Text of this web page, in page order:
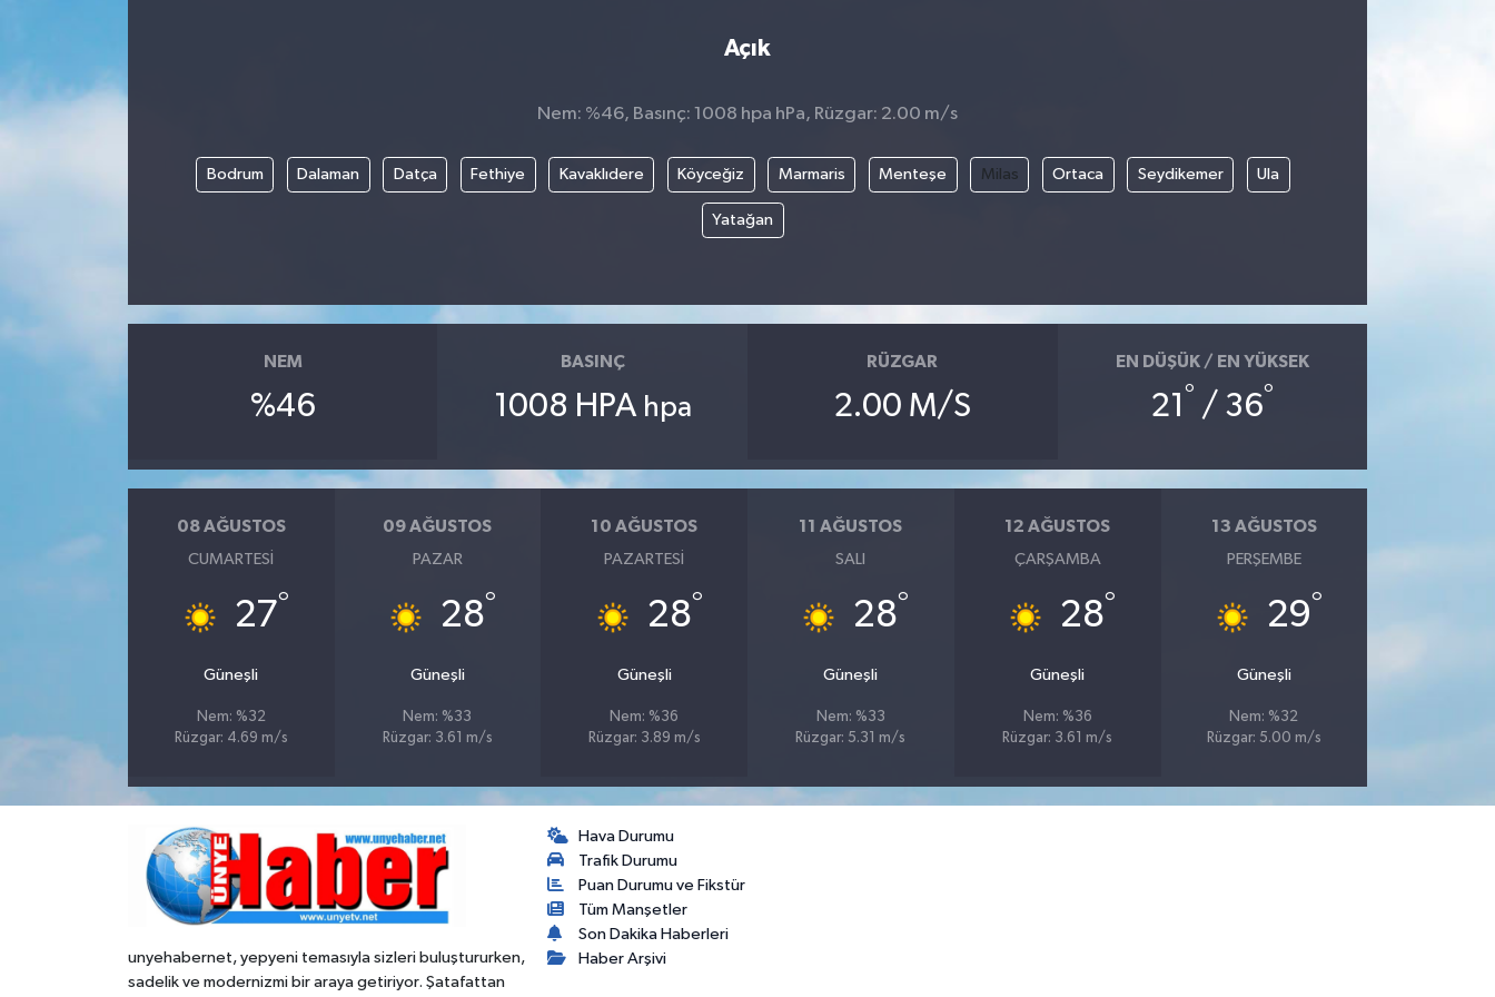
Açık
Nem: %46, Basınç: 1008 hpa hPa, Rüzgar: 2.00 m/s
Bodrum Dalaman Datça Fethiye Kavaklıdere Köyceğiz Marmaris Menteşe Milas Ortaca Seydikemer Ula
Yatağan
NEM
%46
BASINÇ
1008 HPA hpa
RÜZGAR
2.00 M/S
EN DÜŞÜK / EN YÜKSEK
21 ° / 36°
08 AĞUSTOS
CUMARTESI
27°
Güneşli
Nem: %32
Rüzgar: 4.69 m/s
09 AĞUSTOS
PAZAR
28°
Güneşli
Nem: %33
Rüzgar: 3.61 m/s
10 AĞUSTOS
PAZARTESI
28°
Güneşli
Nem: %36
Rüzgar: 3.89 m/s
11 AĞUSTOS
SALI
28°
Güneşli
Nem: %33
Rüzgar: 5.31 m/s
12 AĞUSTOS
ÇARŞAMBA
28°
Güneşli
Nem: %36
Rüzgar: 3.61 m/s
13 AĞUSTOS
PERŞEMBE
29°
Güneşli
Nem: %32
Rüzgar: 5.00 m/s
unyehabernet, yepyeni temasıyla sizleri buluştururken,
sadelik ve modernizmi bir araya getiriyor. Şatafattan
Hava Durumu
Trafik Durumu
Puan Durumu ve Fikstür
Tüm Manşetler
Son Dakika Haberleri
Haber Arşivi